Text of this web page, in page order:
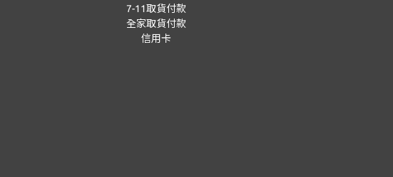
7-11取貨付款
全家取貨付款
信用卡